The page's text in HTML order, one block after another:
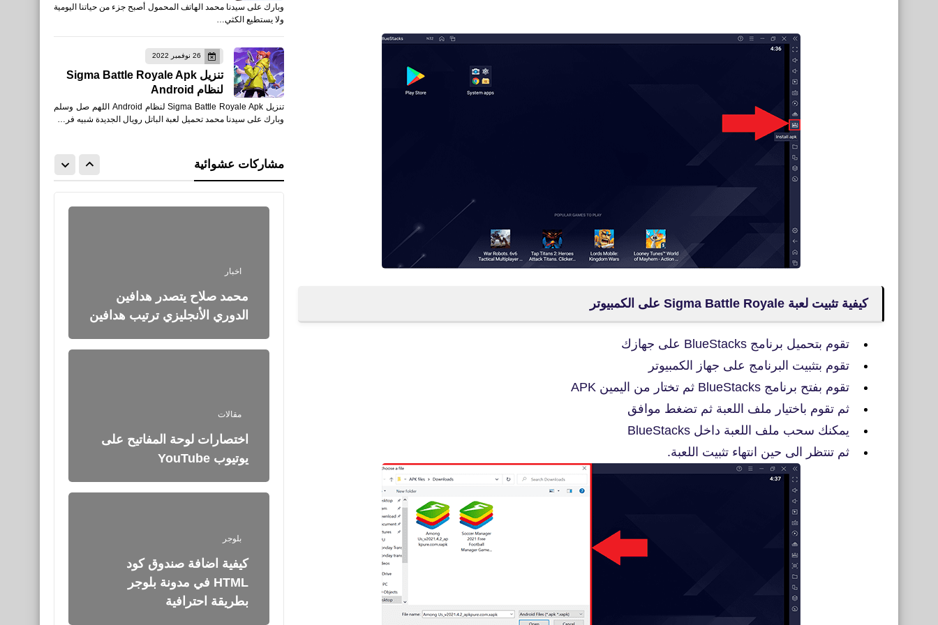
كيفية تثبيت لعبة Sigma Battle Royale على الكمبيوتر
تقوم بتحميل برنامج BlueStacks على جهازك
تقوم بتثبيت البرنامج على جهاز الكمبيوتر
تقوم بفتح برنامج BlueStacks ثم تختار من اليمين APK
ثم تقوم باختيار ملف اللعبة ثم تضغط موافق
يمكنك سحب ملف اللعبة داخل BlueStacks
ثم تنتظر الى حين انتهاء تثبيت اللعبة.
وبارك على سيدنا محمد الهاتف المحمول أصبح جزء من حياتنا اليومية
ولا يستطيع الكثي…
26 نوفمبر 2022
تنزيل Sigma Battle Royale Apk
لنظام Android
تنزيل Sigma Battle Royale Apk لنظام Android اللهم صل وسلم
وبارك على سيدنا محمد تحميل لعبة الباتل رويال الجديدة شبيه فر…
مشاركات عشوائية
فوز مانشستر سيتي على مان
يونايتد
الانترنت
fovtech
اخبار
محمد صلاح يتصدر هدافين
الدوري الأنجليزي ترتيب هدافين
مقالات
اختصارات لوحة المفاتيح على
يوتيوب YouTube
fovtech
بلوجر
كيفية اضافة صندوق كود
HTML في مدونة بلوجر
بطريقة احترافية